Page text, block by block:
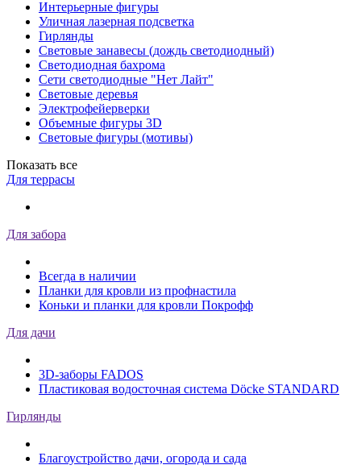
Интерьерные фигуры
Уличная лазерная подсветка
Гирлянды
Световые занавесы (дождь светодиодный)
Светодиодная бахрома
Сети светодиодные "Нет Лайт"
Световые деревья
Электрофейерверки
Объемные фигуры 3D
Световые фигуры (мотивы)
Показать все
Для террасы
Для забора
Всегда в наличии
Планки для кровли из профнастила
Коньки и планки для кровли Покрофф
Для дачи
3D-заборы FADOS
Пластиковая водосточная система Döcke STANDARD
Гирлянды
Благоустройство дачи, огорода и сада